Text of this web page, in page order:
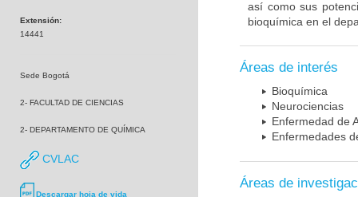
Extensión:
14441
Sede Bogotá
2- FACULTAD DE CIENCIAS
2- DEPARTAMENTO DE QUÍMICA
CVLAC
Descargar hoja de vida
así como sus
bioquímica en el
Áreas de interés
Bioquímica
Neurociencias
Enfermedad de
Enfermedades
Áreas de